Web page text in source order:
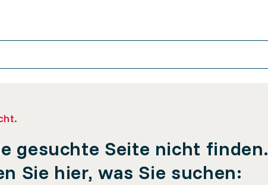
gesuchte Seite nicht finden.
Sie hier, was Sie suchen: